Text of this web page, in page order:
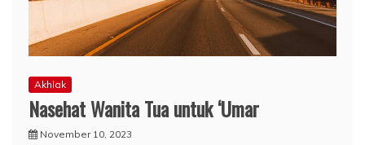
Akhlak
Nasehat Wanita Tua untuk ‘Umar
November 10, 2023